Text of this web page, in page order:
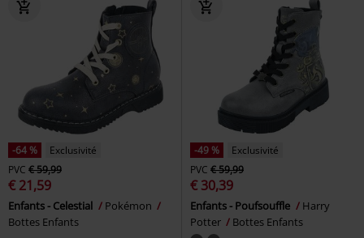
-64 %
Exclusivité
PVC € 59,99
€ 21,59
Enfants - Celestial
Pokémon
Bottes Enfants
-49 %
Exclusivité
PVC € 59,99
€ 30,39
Enfants - Poufsouffle
Harry
Potter
Bottes Enfants